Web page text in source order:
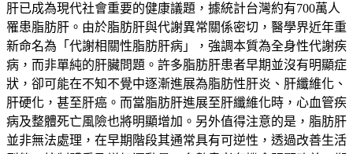
肝已成為現代社會重要的健康議題，據統計台灣約有700萬人
罹患脂肪肝。由於脂肪肝與代謝異常關係密切，醫學界近年重
新命名為「代謝相關性脂肪肝病」，強調本質為全身性代謝疾
病，而非單純的肝臟問題。許多脂肪肝患者早期並沒有明顯症
狀，卻可能在不知不覺中逐漸進展為脂肪性肝炎、肝纖維化、
肝硬化，甚至肝癌。而當脂肪肝進展至肝纖維化時，心血管疾
病及整體死亡風險也將明顯增加。另外值得注意的是，脂肪肝
並非無法處理，在早期階段其通常具有可逆性，透過改善生活